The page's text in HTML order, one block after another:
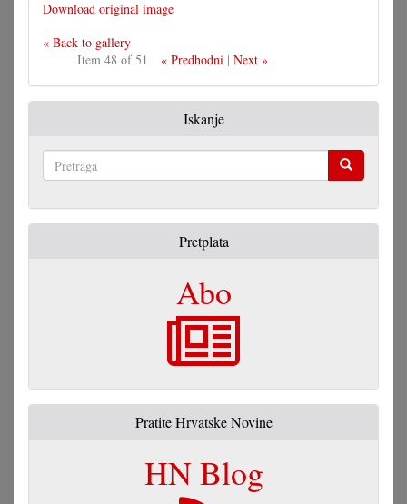
Download original image
« Back to gallery
Item 48 of 51
« Predhodni| Next »
Iskanje
Pretplata
Abo
Pratite Hrvatske Novine
HN Blog